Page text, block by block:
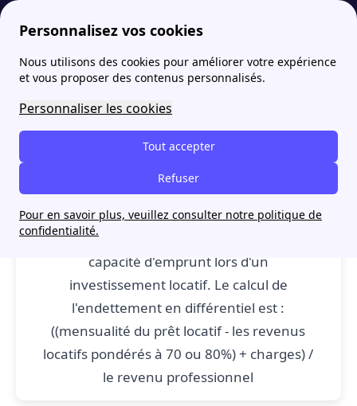
Personnalisez vos cookies
Nous utilisons des cookies pour améliorer votre expérience
et vous proposer des contenus personnalisés.
Personnaliser les cookies
Tout accepter
Refuser
Pour en savoir plus, veuillez consulter notre politique de
confidentialité.
papernest Lexique de l'immobilier: définitions de A à C Calcul en différentiel : définition
Calcul en différentiel :
définition
Calcul en différentiel: Ce calcul est une
formule qui permet d'augmenter sa
capacité d'emprunt lors d'un
investissement locatif. Le calcul de
l'endettement en différentiel est :
((mensualité du prêt locatif - les revenus
locatifs pondérés à 70 ou 80%) + charges) /
le revenu professionnel